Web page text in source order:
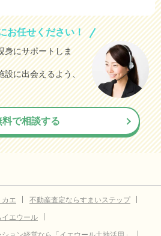
お任せください！
身にサポートしま
設に出会えるよう、
料で相談する
エ
不動産査定ならすまいステップ
エウール